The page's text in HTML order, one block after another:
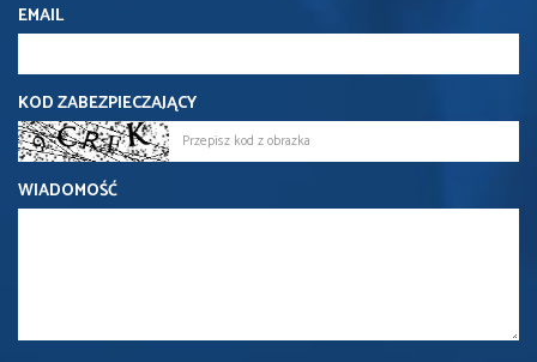
EMAIL
KOD ZABEZPIECZAJĄCY
WIADOMOŚĆ